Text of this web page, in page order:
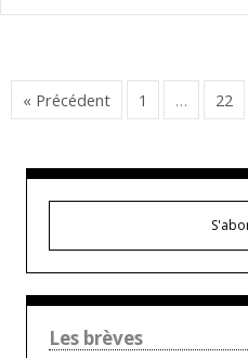
« Précédent 1 … 22
Les brèves